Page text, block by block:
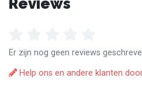
Reviews
Er zijn nog geen reviews
Help ons en andere klanten